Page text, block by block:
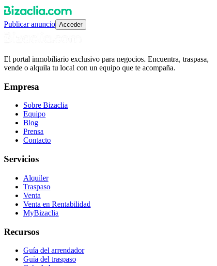
Publicar anuncio Acceder
El portal inmobiliario exclusivo para negocios. Encuentra, traspasa,
vende o alquila tu local con un equipo que te acompaña.
Empresa
Sobre Bizaclia
Equipo
Blog
Prensa
Contacto
Servicios
Alquiler
Traspaso
Venta
Venta en Rentabilidad
MyBizaclia
Recursos
Guía del arrendador
Guía del traspaso